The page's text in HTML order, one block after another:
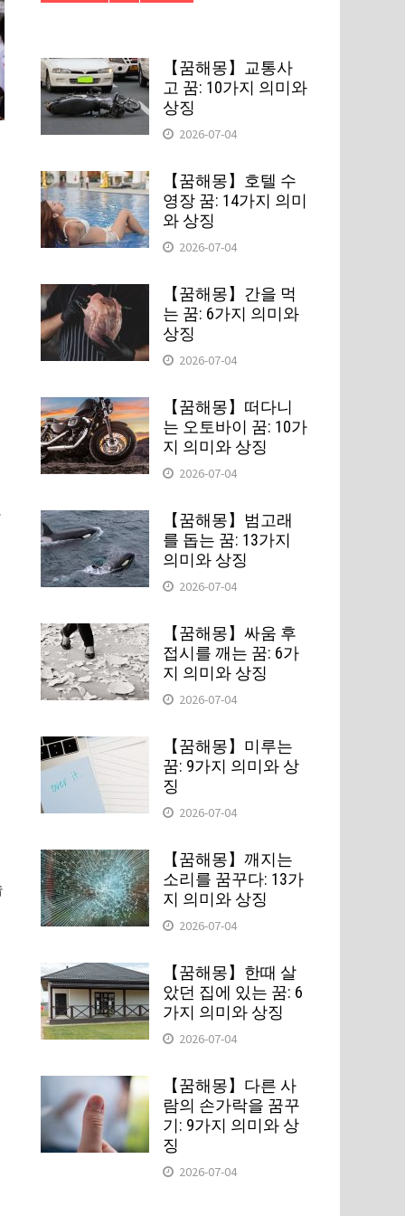
【꿈해몽】교통사
고 꿈: 10가지 의미와
상징
2026-07-04
【꿈해몽】호텔 수
영장 꿈: 14가지 의미
와 상징
2026-07-04
【꿈해몽】간을 먹
는 꿈: 6가지 의미와
상징
2026-07-04
【꿈해몽】떠다니
는 오토바이 꿈: 10가
지 의미와 상징
2026-07-04
【꿈해몽】범고래
를 돕는 꿈: 13가지
의미와 상징
2026-07-04
【꿈해몽】싸움 후
접시를 깨는 꿈: 6가
지 의미와 상징
2026-07-04
【꿈해몽】미루는
꿈: 9가지 의미와 상
징
2026-07-04
【꿈해몽】깨지는
소리를 꿈꾸다: 13가
지 의미와 상징
2026-07-04
【꿈해몽】한때 살
았던 집에 있는 꿈: 6
가지 의미와 상징
2026-07-04
【꿈해몽】다른 사
람의 손가락을 꿈꾸
기: 9가지 의미와 상
징
2026-07-04